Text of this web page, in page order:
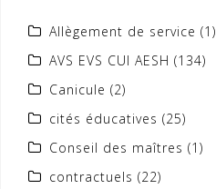
Allègement de service (1)
AVS EVS CUI AESH (134)
Canicule (2)
cités éducatives (25)
Conseil des maîtres (1)
contractuels (22)